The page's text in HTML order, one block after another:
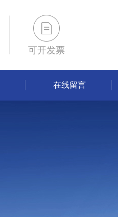
可开发票
在线留言